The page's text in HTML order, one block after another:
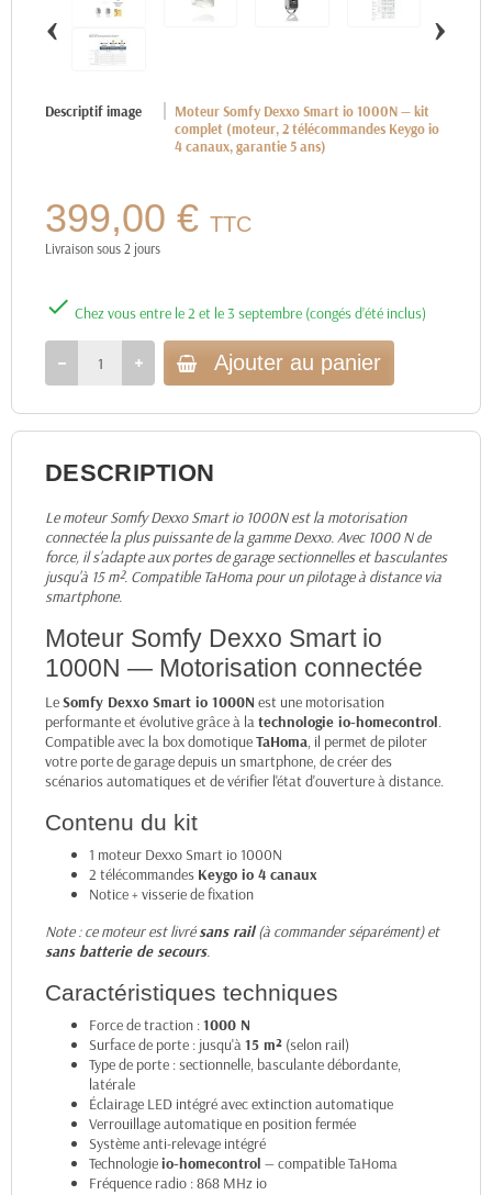
‹ ›
Descriptif image
Moteur Somfy Dexxo Smart io 1000N — kit
complet (moteur, 2 télécommandes Keygo io
4 canaux, garantie 5 ans)
399,00 € TTC
Livraison sous 2 jours
 Chez vous entre le 2 et le 3 septembre (congés d’été inclus)
Ajouter au panier
DESCRIPTION
Le moteur Somfy Dexxo Smart io 1000N est la motorisation
connectée la plus puissante de la gamme Dexxo. Avec 1000 N de
force, il s'adapte aux portes de garage sectionnelles et basculantes
jusqu'à 15 m². Compatible TaHoma pour un pilotage à distance via
smartphone.
Moteur Somfy Dexxo Smart io
1000N — Motorisation connectée
LeSomfy Dexxo Smart io 1000N est une motorisation
performante et évolutive grâce à latechnologie io-homecontrol.
Compatible avec la box domotiqueTaHoma, il permet de piloter
votre porte de garage depuis un smartphone, de créer des
scénarios automatiques et de vérifier l'état d'ouverture à distance.
Contenu du kit
1 moteur Dexxo Smart io 1000N
2 télécommandes Keygo io 4 canaux
Notice + visserie de fixation
Note : ce moteur est livrésans rail(à commander séparément) et
sans batterie de secours.
Caractéristiques techniques
Force de traction :1000 N
Surface de porte : jusqu'à15 m² (selon rail)
Type de porte : sectionnelle, basculante débordante,
latérale
Éclairage LED intégré avec extinction automatique
Verrouillage automatique en position fermée
Système anti-relevage intégré
Technologieio-homecontrol — compatible TaHoma
Fréquence radio : 868 MHz io